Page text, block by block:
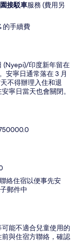
接駁車服務 (費用另
的手續費
(Nyepi)/印度新年留在
安寧日通常落在 3 月
不得辦理入住和退
寧日當天也會關閉。
絡住宿以便事先安
郵件中
能不適合兒童使用的
與住宿方聯絡，確認